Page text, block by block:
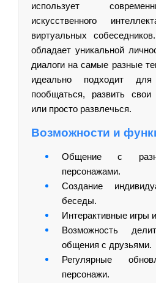
использует
искусственного
виртуальных
обладает уникальной
диалоги на самые разные
идеально подходит
пообщаться, развить свои
или просто развлечься.
Возможности и
Общение с
персонажами.
Создание
беседы.
Интерактивные игры
Возможность
общения с друзьями.
Регулярные
персонажи.